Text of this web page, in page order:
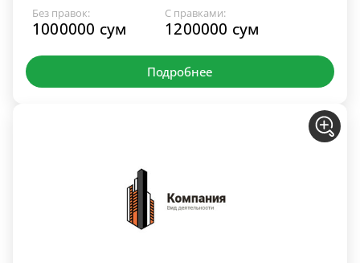
Без правок:
1000000 сум
С правками:
1200000 сум
Подробнее